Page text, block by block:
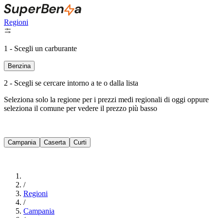
Regioni
1 - Scegli un carburante
Benzina
2 - Scegli se cercare intorno a te o dalla lista
Seleziona solo la regione per i prezzi medi regionali di oggi oppure
seleziona il comune per vedere il prezzo più basso
Campania Caserta Curti
/
Regioni
/
Campania